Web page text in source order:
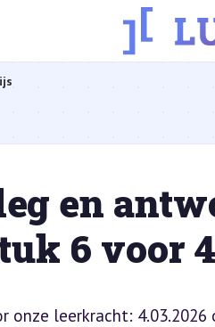
en
6 voor
onze leerkracht: 4.03.2026